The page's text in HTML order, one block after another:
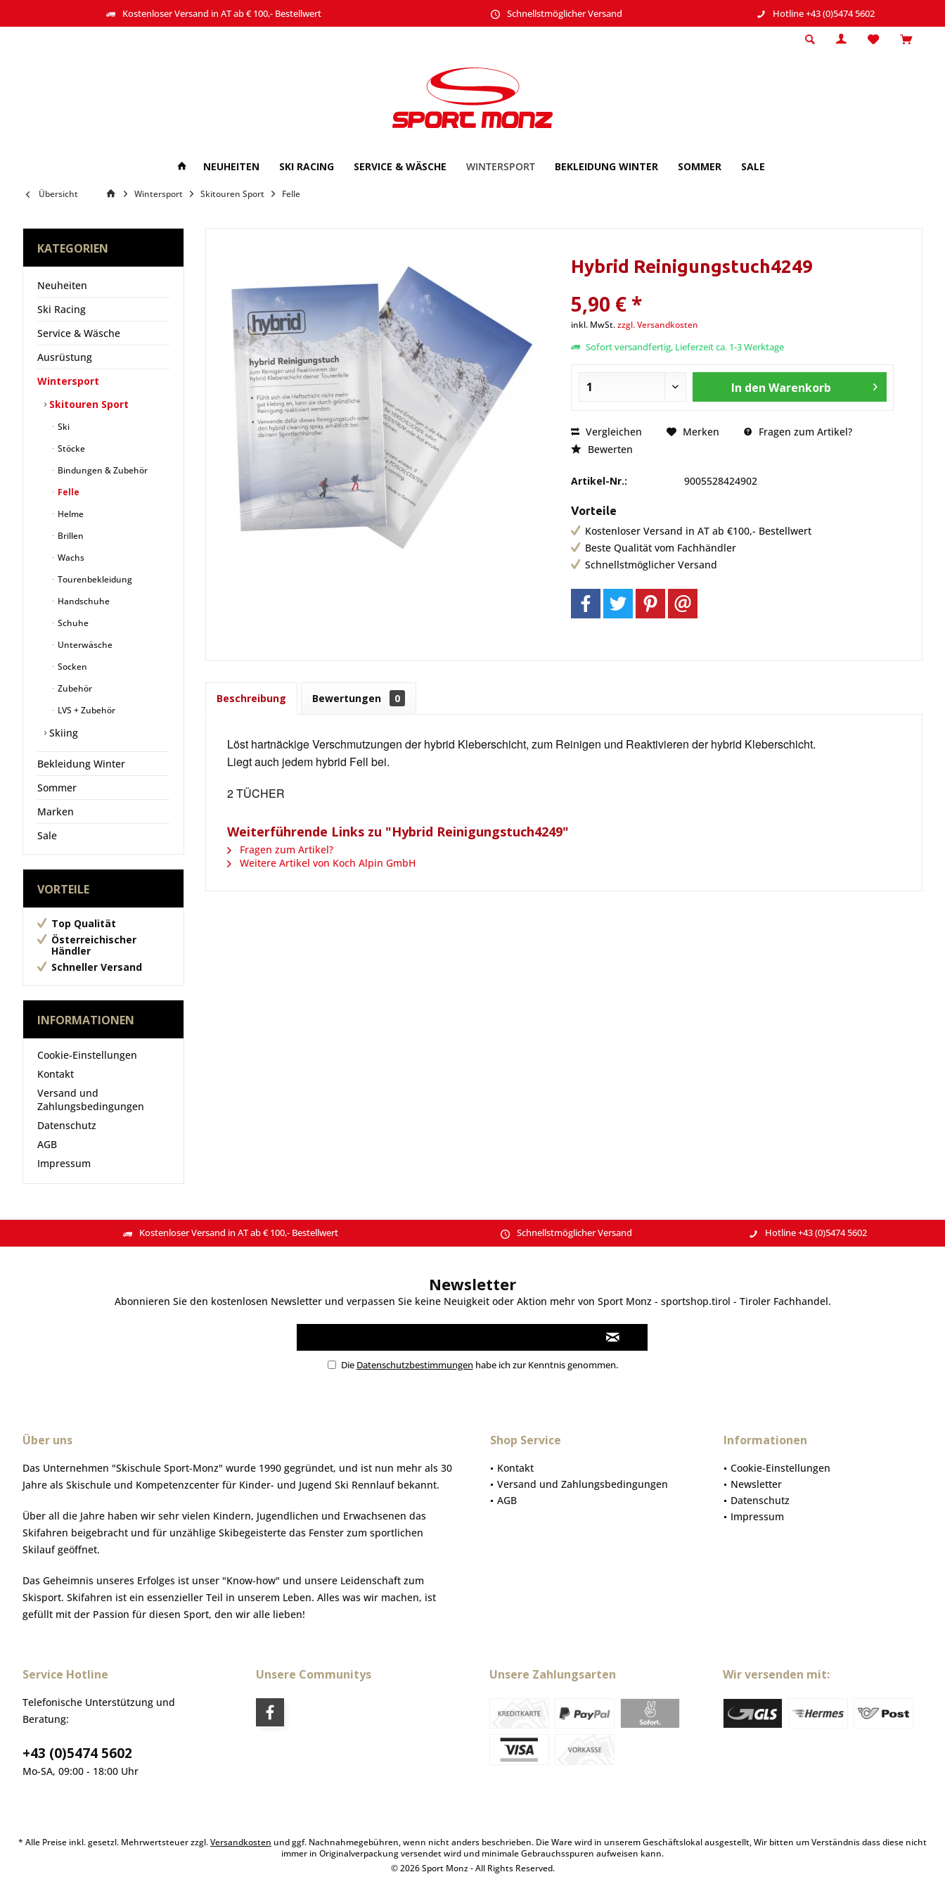
Kostenloser Versand in AT ab € 100,- Bestellwert Schnellstmöglicher Versand Hotline +43 (0)5474 5602
NEUHEITEN SKI RACING SERVICE & WÄSCHE WINTERSPORT BEKLEIDUNG WINTER SOMMER SALE
Übersicht Wintersport Skitouren Sport Felle
KATEGORIEN
Neuheiten
Ski Racing
Service & Wäsche
Ausrüstung
Wintersport
Skitouren Sport
Ski
Stöcke
Bindungen & Zubehör
Felle
Helme
Brillen
Wachs
Tourenbekleidung
Handschuhe
Schuhe
Unterwäsche
Socken
Zubehör
LVS + Zubehör
Skiing
Bekleidung Winter
Sommer
Marken
Sale
VORTEILE
Top Qualität
Österreichischer
Händler
Schneller Versand
INFORMATIONEN
Cookie-Einstellungen
Kontakt
Versand und
Zahlungsbedingungen
Datenschutz
AGB
Impressum
Hybrid Reinigungstuch4249
5,90 € *
inkl. MwSt.zzgl. Versandkosten
Sofort versandfertig, Lieferzeit ca. 1-3 Werktage
In den Warenkorb
Vergleichen Merken
Fragen zum Artikel?
Bewerten
Artikel-Nr.: 9005528424902
Vorteile
Kostenloser Versand in AT ab €100,- Bestellwert
Beste Qualität vom Fachhändler
Schnellstmöglicher Versand
Beschreibung Bewertungen 0
Löst hartnäckige Verschmutzungen der hybrid Kleberschicht, zum Reinigen und Reaktivieren der hybrid Kleberschicht.
Liegt auch jedem hybrid Fell bei.
2 TÜCHER
Weiterführende Links zu "Hybrid Reinigungstuch4249"
Fragen zum Artikel?
Weitere Artikel von Koch Alpin GmbH
Kostenloser Versand in AT ab € 100,- Bestellwert Schnellstmöglicher Versand Hotline +43 (0)5474 5602
Newsletter
Abonnieren Sie den kostenlosen Newsletter und verpassen Sie keine Neuigkeit oder Aktion mehr von Sport Monz - sportshop.tirol - Tiroler Fachhandel.
Die Datenschutzbestimmungen habe ich zur Kenntnis genommen.
Über uns
Das Unternehmen "Skischule Sport-Monz" wurde 1990 gegründet, und ist nun mehr als 30
Jahre als Skischule und Kompetenzcenter für Kinder- und Jugend Ski Rennlauf bekannt.
Über all die Jahre haben wir sehr vielen Kindern, Jugendlichen und Erwachsenen das
Skifahren beigebracht und für unzählige Skibegeisterte das Fenster zum sportlichen
Skilauf geöffnet.
Das Geheimnis unseres Erfolges ist unser "Know-how" und unsere Leidenschaft zum
Skisport. Skifahren ist ein essenzieller Teil in unserem Leben. Alles was wir machen, ist
gefüllt mit der Passion für diesen Sport, den wir alle lieben!
Shop Service
Kontakt
Versand und Zahlungsbedingungen
AGB
Informationen
Cookie-Einstellungen
Newsletter
Datenschutz
Impressum
Service Hotline
Telefonische Unterstützung und
Beratung:
+43 (0)5474 5602
Mo-SA, 09:00 - 18:00 Uhr
Unsere Communitys Unsere Zahlungsarten Wir versenden mit:
* Alle Preise inkl. gesetzl. Mehrwertsteuer zzgl.Versandkosten und ggf. Nachnahmegebühren, wenn nicht anders beschrieben. Die Ware wird in unserem Geschäftslokal ausgestellt, Wir bitten um Verständnis dass diese nicht
immer in Originalverpackung versendet wird und minimale Gebrauchsspuren aufweisen kann.
© 2026 Sport Monz - All Rights Reserved.